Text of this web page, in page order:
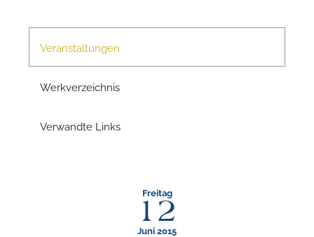
Veranstaltungen
Werkverzeichnis
Verwandte Links
Freitag
12
Juni 2015